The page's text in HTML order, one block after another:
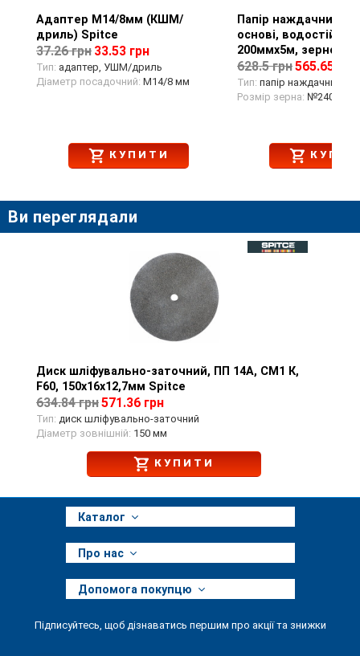
Перегляд товару
Адаптер М14/8мм (КШМ/
дриль) Spitce
37.26 грн 33.53 грн
Тип: адаптер, УШМ/дриль
Діаметр посадочний: М14/8 мм
КУПИТИ
Перегляд
Папір наждачний на
основі, водостійкий,
200ммх5м, зерно
628.5 грн565.65 грн
Тип: папір наждачний
Розмір зерна: №240
Ви переглядали
Перегляд товару
Диск шліфувально-заточний, ПП 14А, СМ1 К,
F60, 150х16х12,7мм Spitce
634.84 грн571.36 грн
Тип: диск шліфувально-заточний
Діаметр зовнішній: 150 мм
КУПИТИ
Каталог
Про нас
Допомога покупцю
Підписуйтесь, щоб дізнаватись першим про акції та знижки